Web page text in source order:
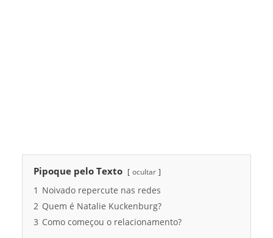
Pipoque pelo Texto ocultar
1 Noivado repercute nas redes
2 Quem é Natalie Kuckenburg?
3 Como começou o relacionamento?